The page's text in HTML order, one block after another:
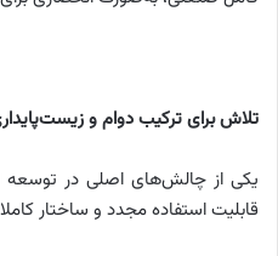
تلاش برای ترکیب دوام و
یکی از چالش‌های اصلی در
قابلیت استفاده مجدد و ساختار